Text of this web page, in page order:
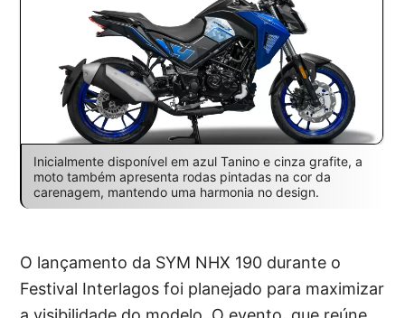
Inicialmente disponível em azul Tanino e cinza grafite, a
moto também apresenta rodas pintadas na cor da
carenagem, mantendo uma harmonia no design.
O lançamento da SYM NHX 190 durante o
Festival Interlagos foi planejado para maximizar